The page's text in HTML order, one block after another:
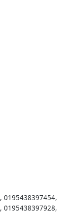
, 0195438397454,
, 0195438397928,